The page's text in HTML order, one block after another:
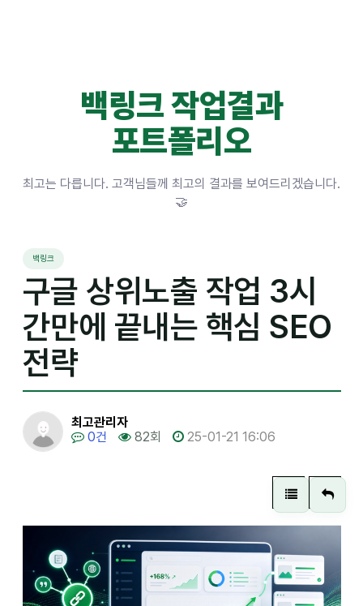
백링크 작업결과
포트폴리오
최고는 다릅니다. 고객님들께 최고의 결과를 보여드리겠습니다.
🤝
백링크
구글 상위노출 작업 3시
간만에 끝내는 핵심 SEO
전략
최고관리자
0건
82회 25-01-21 16:06